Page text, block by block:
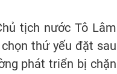
tịch nước Tô Lâm
thứ yếu đặt sau
phát triển bị chặn